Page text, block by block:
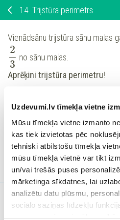
Uzdevumi.lv tīmekļa vietne
Mūsu tīmekļa vietne izmanto
kas tiek izvietotas pēc
tehniski atbilstošu tīmekļa
mūsu tīmekļa vietnē var tikt
un/vai trešās puses
mārketinga sīkdatnes, lai
analizētu datu plūsmu,
sociālo saziņas līdzekļu
vecumam pirms izvēles
14. Trijstūra perimetrs
Vienādsānu trijstūra sānu malas
2
3
no sānu malas.
Aprēķini trijstūra perimetru!
m
Ieiet